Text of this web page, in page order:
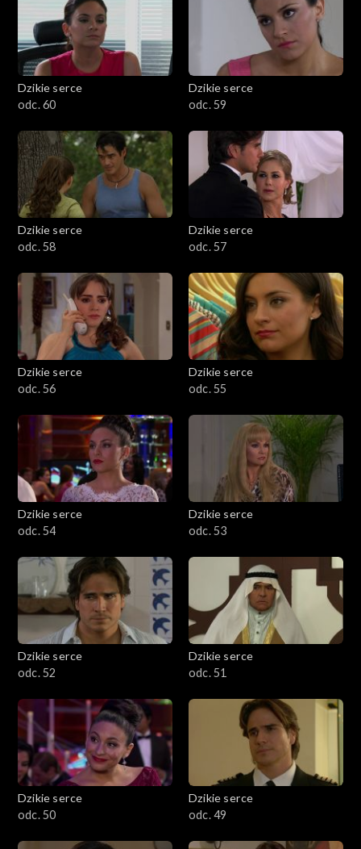
Dzikie serce
odc. 60
Dzikie serce
odc. 59
Dzikie serce
odc. 58
Dzikie serce
odc. 57
Dzikie serce
odc. 56
Dzikie serce
odc. 55
Dzikie serce
odc. 54
Dzikie serce
odc. 53
Dzikie serce
odc. 52
Dzikie serce
odc. 51
Dzikie serce
odc. 50
Dzikie serce
odc. 49